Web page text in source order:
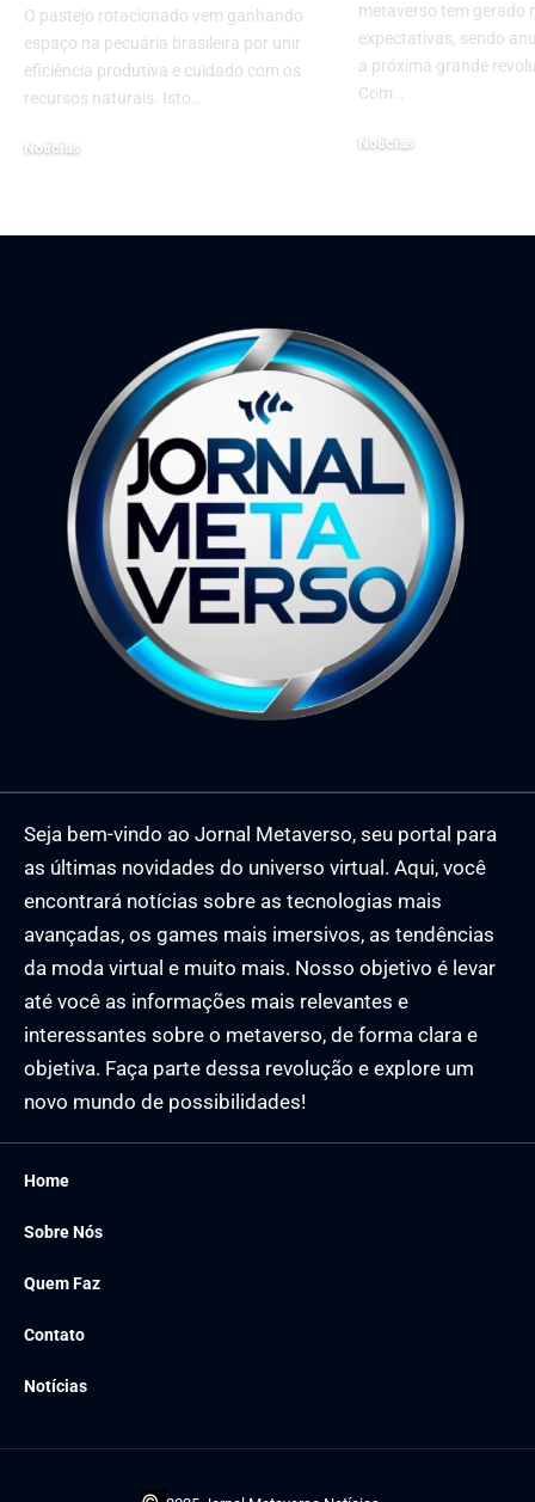
O pastejo rotacionado vem ganhando
espaço na pecuária brasileira por unir
eficiência produtiva e cuidado com os
recursos naturais. Isto…
Notícias
metaverso tem gerado
expectativas, sendo
a próxima grande
Com…
Notícias
Seja bem-vindo ao Jornal Metaverso, seu portal para
as últimas novidades do universo virtual. Aqui, você
encontrará notícias sobre as tecnologias mais
avançadas, os games mais imersivos, as tendências
da moda virtual e muito mais. Nosso objetivo é levar
até você as informações mais relevantes e
interessantes sobre o metaverso, de forma clara e
objetiva. Faça parte dessa revolução e explore um
novo mundo de possibilidades!
Home
Sobre Nós
Quem Faz
Contato
Notícias